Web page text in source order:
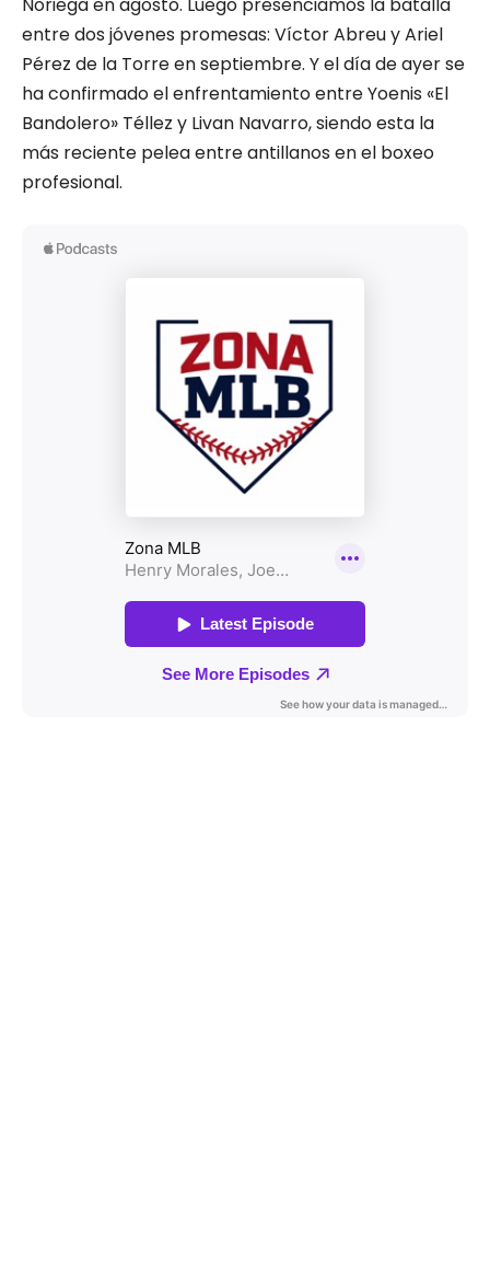
Noriega en agosto. Luego presenciamos la batalla
entre dos jóvenes promesas: Víctor Abreu y Ariel
Pérez de la Torre en septiembre. Y el día de ayer se
ha confirmado el enfrentamiento entre Yoenis «El
Bandolero» Téllez y Livan Navarro, siendo esta la
más reciente pelea entre antillanos en el boxeo
profesional.